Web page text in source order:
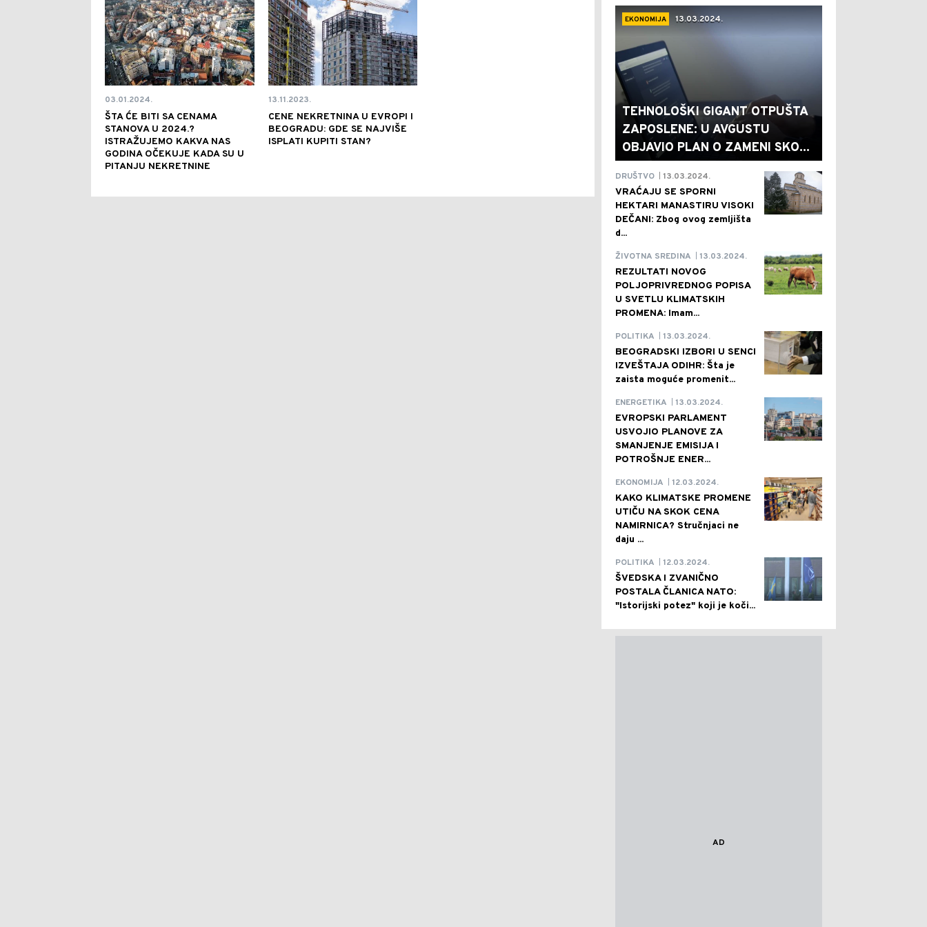
03.01.2024.
ŠTA ĆE BITI SA CENAMA
STANOVA U 2024.?
ISTRAŽUJEMO KAKVA NAS
GODINA OČEKUJE KADA SU U
PITANJU NEKRETNINE
13.11.2023.
CENE NEKRETNINA U EVROPI I
BEOGRADU: GDE SE NAJVIŠE
ISPLATI KUPITI STAN?
EKONOMIJA 13.03.2024.
TEHNOLOŠKI GIGANT OTPUŠTA
ZAPOSLENE: U AVGUSTU
OBJAVIO PLAN O ZAMENI SKO...
DRUŠTVO 13.03.2024.
VRAĆAJU SE SPORNI
HEKTARI MANASTIRU VISOKI
DEČANI: Zbog ovog zemljišta
d...
ŽIVOTNA SREDINA 13.03.2024.
REZULTATI NOVOG
POLJOPRIVREDNOG POPISA
U SVETLU KLIMATSKIH
PROMENA: Imam...
POLITIKA 13.03.2024.
BEOGRADSKI IZBORI U SENCI
IZVEŠTAJA ODIHR: Šta je
zaista moguće promenit...
ENERGETIKA 13.03.2024.
EVROPSKI PARLAMENT
USVOJIO PLANOVE ZA
SMANJENJE EMISIJA I
POTROŠNJE ENER...
EKONOMIJA 12.03.2024.
KAKO KLIMATSKE PROMENE
UTIČU NA SKOK CENA
NAMIRNICA? Stručnjaci ne
daju ...
POLITIKA 12.03.2024.
ŠVEDSKA I ZVANIČNO
POSTALA ČLANICA NATO:
"Istorijski potez" koji je koči...